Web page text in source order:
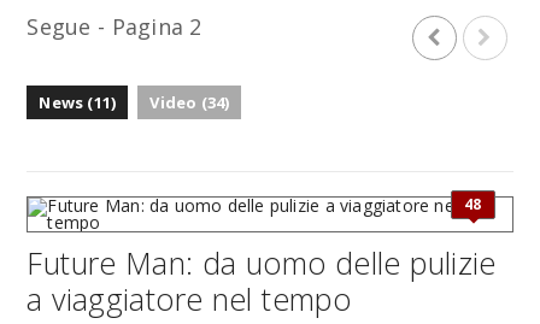
Segue - Pagina 2
News (11) Video (34)
48
Future Man: da uomo delle pulizie
a viaggiatore nel tempo